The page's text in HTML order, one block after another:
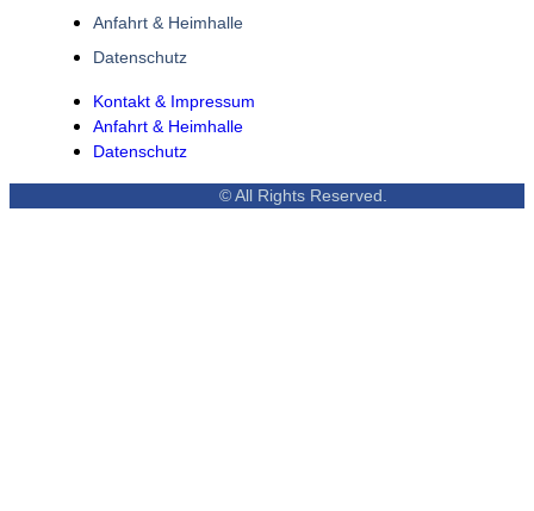
Anfahrt & Heimhalle
Datenschutz
Kontakt & Impressum
Anfahrt & Heimhalle
Datenschutz
© All Rights Reserved.